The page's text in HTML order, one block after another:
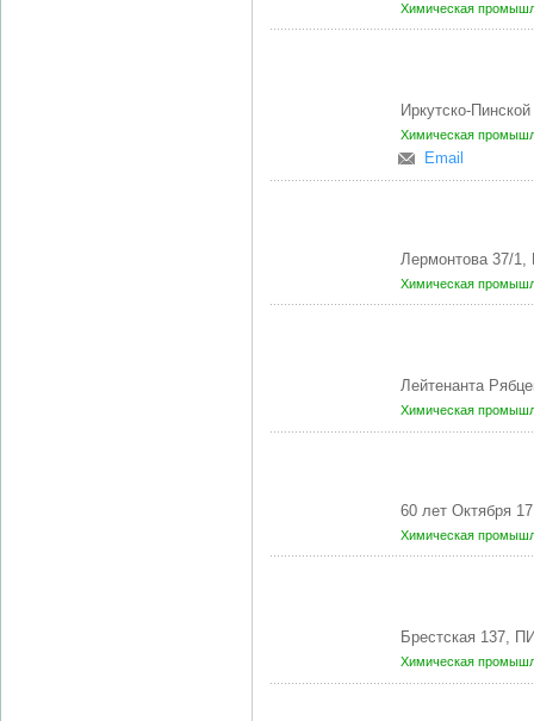
Химическая
Иркутско-
Химическая
Email
Лермонтова 37/
Химическая
Лейтенанта
Химическая
60 лет Октября
Химическая
Брестская 137,
Химическая